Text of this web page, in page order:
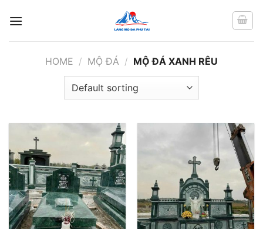
đến
HOME / MỘ ĐÁ / MỘ ĐÁ XANH RÊU